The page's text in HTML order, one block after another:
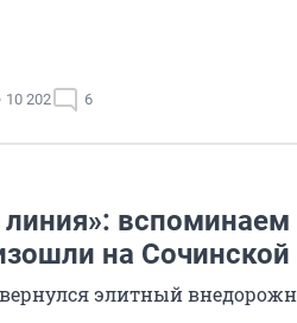
10 202 6
линия»: вспоминаем
на
элитный